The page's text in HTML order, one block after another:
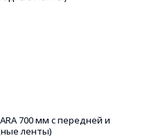
700 мм с передней и
ленты)